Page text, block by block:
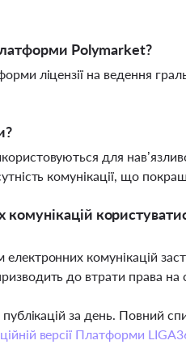
Polymarket?
ліцензії на ведення
для
комунікації, що
комунікацій
до втрати права
за день. Повний
версії Платформи